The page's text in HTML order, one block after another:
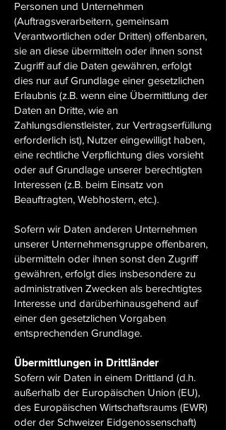
Personen und Unternehmen
(Auftragsverarbeitern, gemeinsam
Verantwortlichen oder Dritten) offenbaren,
sie an diese übermitteln oder ihnen sonst
Zugriff auf die Daten gewähren, erfolgt
dies nur auf Grundlage einer gesetzlichen
Erlaubnis (z.B. wenn eine Übermittlung der
Daten an Dritte, wie an
Zahlungsdienstleister, zur Vertragserfüllung
erforderlich ist), Nutzer eingewilligt haben,
eine rechtliche Verpflichtung dies vorsieht
oder auf Grundlage unserer berechtigten
Interessen (z.B. beim Einsatz von
Beauftragten, Webhostern, etc.).
Sofern wir Daten anderen Unternehmen
unserer Unternehmensgruppe offenbaren,
übermitteln oder ihnen sonst den Zugriff
gewähren, erfolgt dies insbesondere zu
administrativen Zwecken als berechtigtes
Interesse und darüberhinausgehend auf
einer den gesetzlichen Vorgaben
entsprechenden Grundlage.
Übermittlungen in Drittländer
Sofern wir Daten in einem Drittland (d.h.
außerhalb der Europäischen Union (EU),
des Europäischen Wirtschaftsraums (EWR)
oder der Schweizer Eidgenossenschaft)